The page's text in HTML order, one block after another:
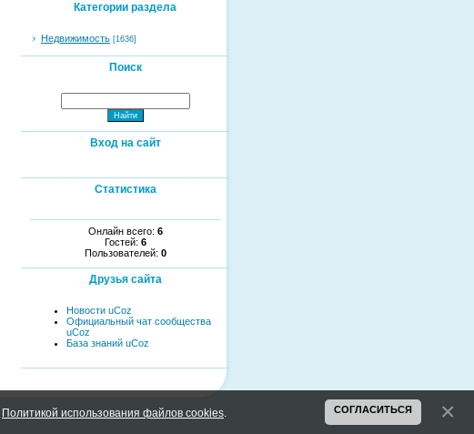
Категории раздела
Недвижимость [1636]
Поиск
Вход на сайт
Статистика
Онлайн всего: 6
Гостей: 6
Пользователей: 0
Друзья сайта
Новости uCoz
Официальный чат сообщества
uCoz
База знаний uCoz
Политикой использования файлов cookies СОГЛАСИТЬСЯ